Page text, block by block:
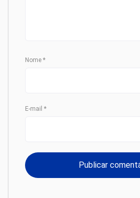
Nome *
E-mail *